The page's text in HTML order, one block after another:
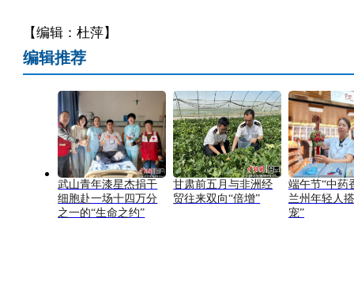
【编辑：杜萍】
编辑推荐
武山青年漆星杰捐干
细胞赴一场十四万分
之一的“生命之约”
甘肃前五月与非洲经
贸往来双向“倍增”
端午节“中药
兰州年轻人
宠”